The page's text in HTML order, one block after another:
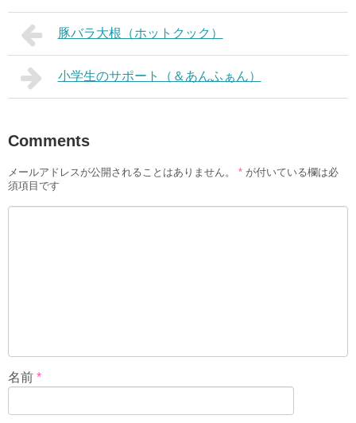
豚バラ大根（ホットクック）
小学生のサポート（＆あんふぁん）
Comments
メールアドレスが公開されることはありません。 * が付いている欄は必
須項目です
名前 *